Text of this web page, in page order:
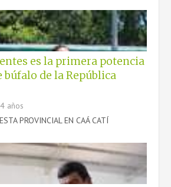
es la primera potencia
búfalo de la República
años
PROVINCIAL EN CAÁ CATÍ